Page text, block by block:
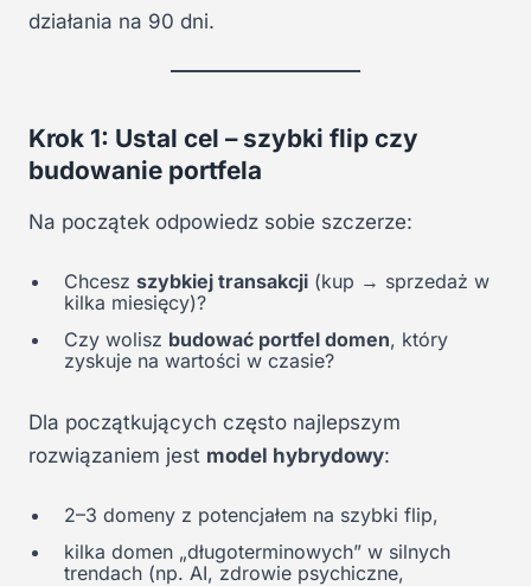
działania na 90 dni.
Krok 1: Ustal cel – szybki flip czy
budowanie portfela
Na początek odpowiedz sobie szczerze:
Chcesz szybkiej transakcji (kup → sprzedaż w
kilka miesięcy)?
Czy wolisz budować portfel domen, który
zyskuje na wartości w czasie?
Dla początkujących często najlepszym
rozwiązaniem jest model hybrydowy:
2–3 domeny z potencjałem na szybki flip,
kilka domen „długoterminowych” w silnych
trendach (np. AI, zdrowie psychiczne,